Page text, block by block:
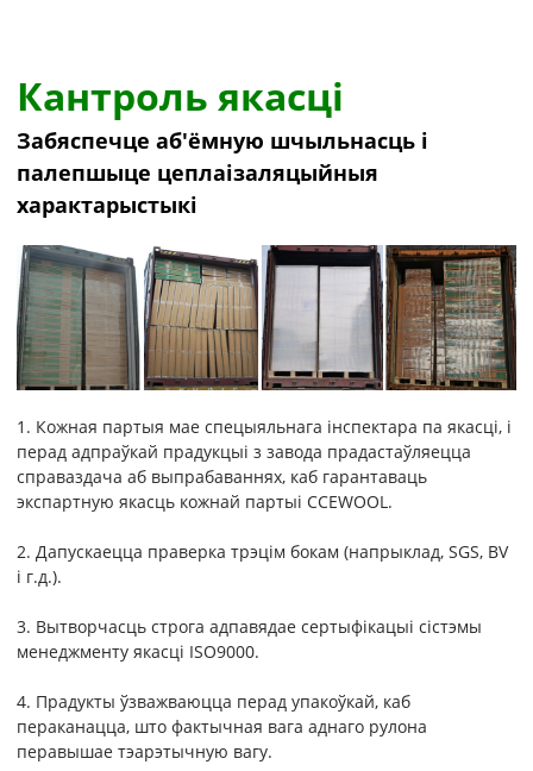
Кантроль якасці
Забяспечце аб'ёмную шчыльнасць і
палепшыце цеплаізаляцыйныя
характарыстыкі
1. Кожная партыя мае спецыяльнага інспектара па якасці, і
перад адпраўкай прадукцыі з завода прадастаўляецца
справаздача аб выпрабаваннях, каб гарантаваць
экспартную якасць кожнай партыі CCEWOOL.
2. Дапускаецца праверка трэцім бокам (напрыклад, SGS, BV
і г.д.).
3. Вытворчасць строга адпавядае сертыфікацыі сістэмы
менеджменту якасці ISO9000.
4. Прадукты ўзважваюцца перад упакоўкай, каб
пераканацца, што фактычная вага аднаго рулона
перавышае тэарэтычную вагу.